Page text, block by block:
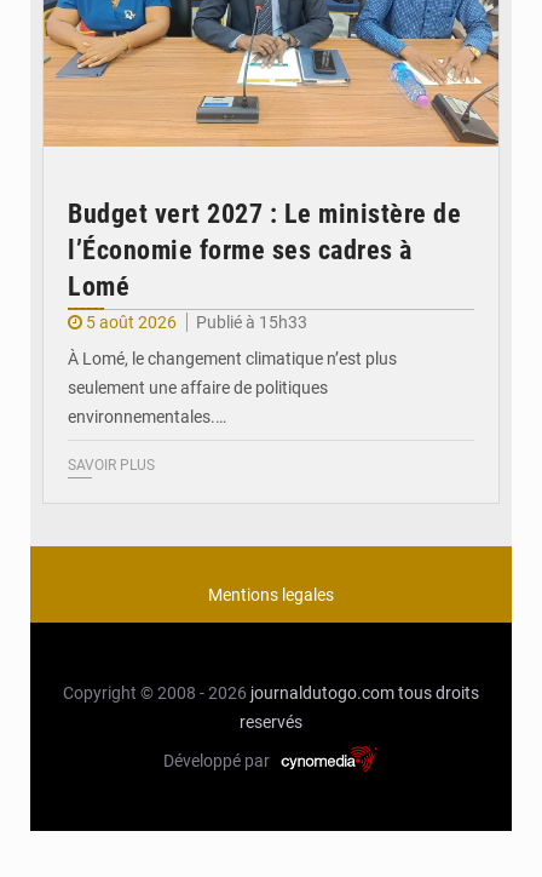
Budget vert 2027 : Le ministère de
l’Économie forme ses cadres à
Lomé
5 août 2026
Publié à 15h33
À Lomé, le changement climatique n’est plus
seulement une affaire de politiques
environnementales.…
SAVOIR PLUS
Mentions legales
Copyright © 2008 - 2026 journaldutogo.comtous droits
reservés
Développé par